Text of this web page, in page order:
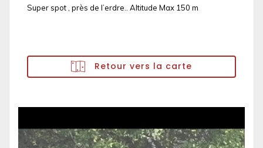
Super spot , près de l’erdre.. Altitude Max 150 m
Retour vers la carte